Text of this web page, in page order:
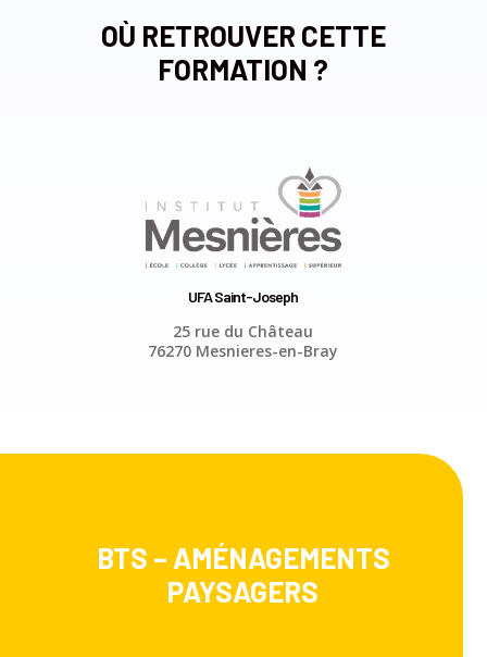
OÙ RETROUVER CETTE
FORMATION ?
UFA Saint-Joseph
25 rue du Château
76270 Mesnieres-en-Bray
BTS – AMÉNAGEMENTS
PAYSAGERS